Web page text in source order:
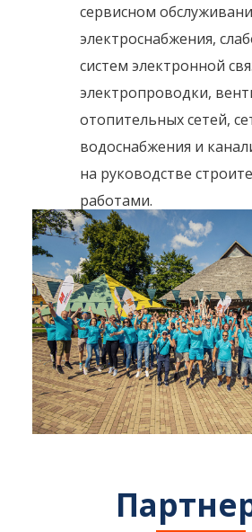
сервисном
электроснабжения,
систем электронной
электропроводки,
отопительных сетей,
водоснабжения и
на руководстве
работами.